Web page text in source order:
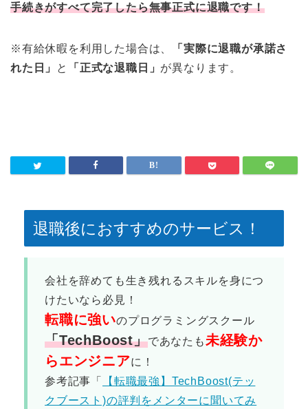
手続きがすべて完了したら無事正式に退職です！
※有給休暇を利用した場合は、
「実際に退職が承諾さ
れた日」
と 「正式な退職日」 が異なります。
退職後におすすめのサービス！
会社を辞めても生き残れるスキルを身につ
けたいなら必見！
転職に強いのプログラミングスクール
「TechBoost」であなたも 未経験か
らエンジニアに！
参考記事「
【転職最強】TechBoost(テッ
クブースト)の評判をメンターに聞いてみ